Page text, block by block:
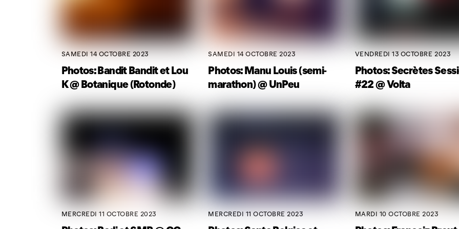
SAMEDI 14 OCTOBRE 2023
Photos: Bandit Bandit et Lou
K @ Botanique (Rotonde)
SAMEDI 14 OCTOBRE 2023
Photos: Manu Louis (semi-
marathon) @ UnPeu
VENDREDI 13 OCTOBRE 2023
Photos: Secrètes
#22 @ Volta
MERCREDI 11 OCTOBRE 2023 MERCREDI 11 OCTOBRE 2023 MARDI 10 OCTOBRE 2023